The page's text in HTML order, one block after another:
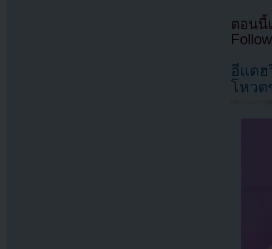
ตอนนี้
อีแดฮ
โหวต